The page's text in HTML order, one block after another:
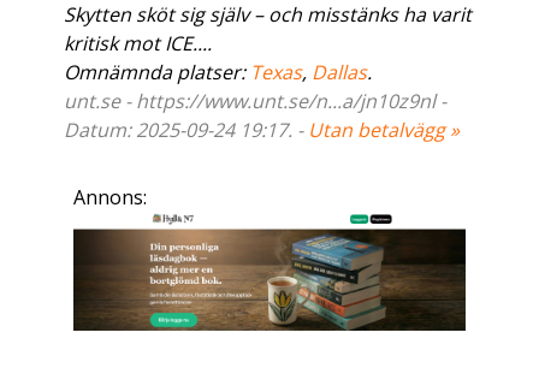
Skytten sköt sig själv – och misstänks ha varit
kritisk mot ICE....
Omnämnda platser: Texas, Dallas.
unt.se - https://www.unt.se/n...a/jn10z9nl -
Datum: 2025-09-24 19:17. - Utan betalvägg »
Annons: